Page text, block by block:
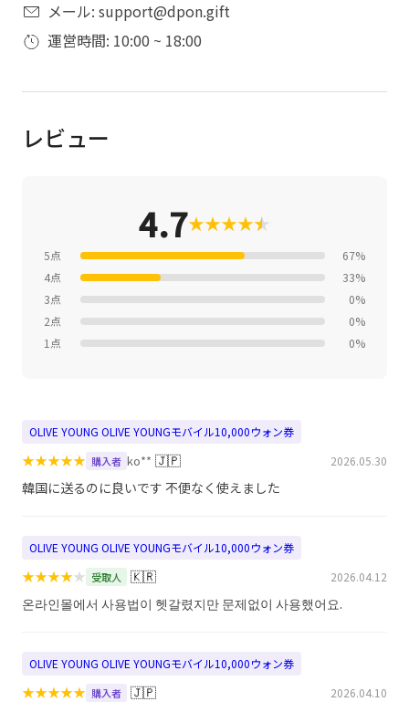
メール: support@dpon.gift
運営時間: 10:00 ~ 18:00
レビュー
4.7★★★★★
★
5点
67%
4点
33%
3点
0%
2点
0%
1点
0%
OLIVE YOUNG OLIVE YOUNGモバイル10,000ウォン券
★★★★★ 購入者 ko** 🇯🇵 2026.05.30
韓国に送るのに良いです 不便なく使えました
OLIVE YOUNG OLIVE YOUNGモバイル10,000ウォン券
★★★★★ 受取人 🇰🇷 2026.04.12
온라인몰에서 사용법이 헷갈렸지만 문제없이 사용했어요.
OLIVE YOUNG OLIVE YOUNGモバイル10,000ウォン券
★★★★★ 購入者 🇯🇵 2026.04.10